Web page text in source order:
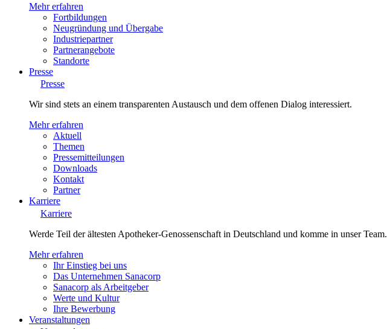
Mehr erfahren
Fortbildungen
Neugründung und Übergabe
Industriepartner
Partnerangebote
Standorte
Presse
Presse
Wir sind stets an einem transparenten Austausch und dem offenen Dialog interessiert.
Mehr erfahren
Aktuell
Themen
Pressemitteilungen
Downloads
Kontakt
Partner
Karriere
Karriere
Werde Teil der ältesten Apotheker-Genossenschaft in Deutschland und komme in unser Team.
Mehr erfahren
Ihr Einstieg bei uns
Das Unternehmen Sanacorp
Sanacorp als Arbeitgeber
Werte und Kultur
Ihre Bewerbung
Veranstaltungen